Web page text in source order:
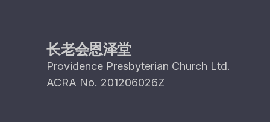
长老会恩泽堂
Providence Presbyterian Church Ltd.
ACRA No. 201206026Z